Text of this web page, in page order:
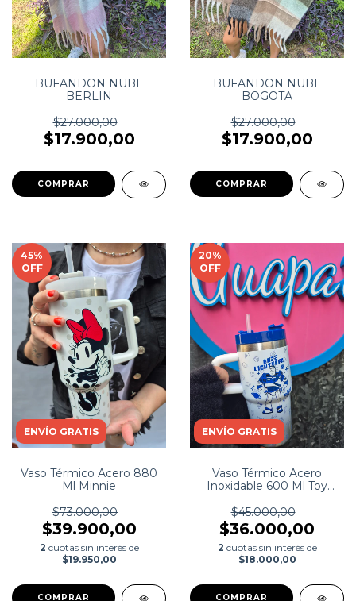
BUFANDON NUBE
BERLIN
$27.000,00
$17.900,00
BUFANDON NUBE
BOGOTA
$27.000,00
$17.900,00
45%
OFF
ENVÍO GRATIS
Vaso Térmico Acero 880
Ml Minnie
$73.000,00
$39.900,00
2 cuotas sin interés de
$19.950,00
20%
OFF
ENVÍO GRATIS
Vaso Térmico Acero
Inoxidable 600 Ml Toy
$45.000,00
$36.000,00
2 cuotas sin interés de
$18.000,00